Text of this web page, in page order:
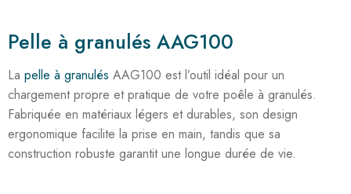
Pelle à granulés AAG100
La pelle à granulés AAG100 est l’outil idéal pour un
chargement propre et pratique de votre poêle à granulés.
Fabriquée en matériaux légers et durables, son design
ergonomique facilite la prise en main, tandis que sa
construction robuste garantit une longue durée de vie.